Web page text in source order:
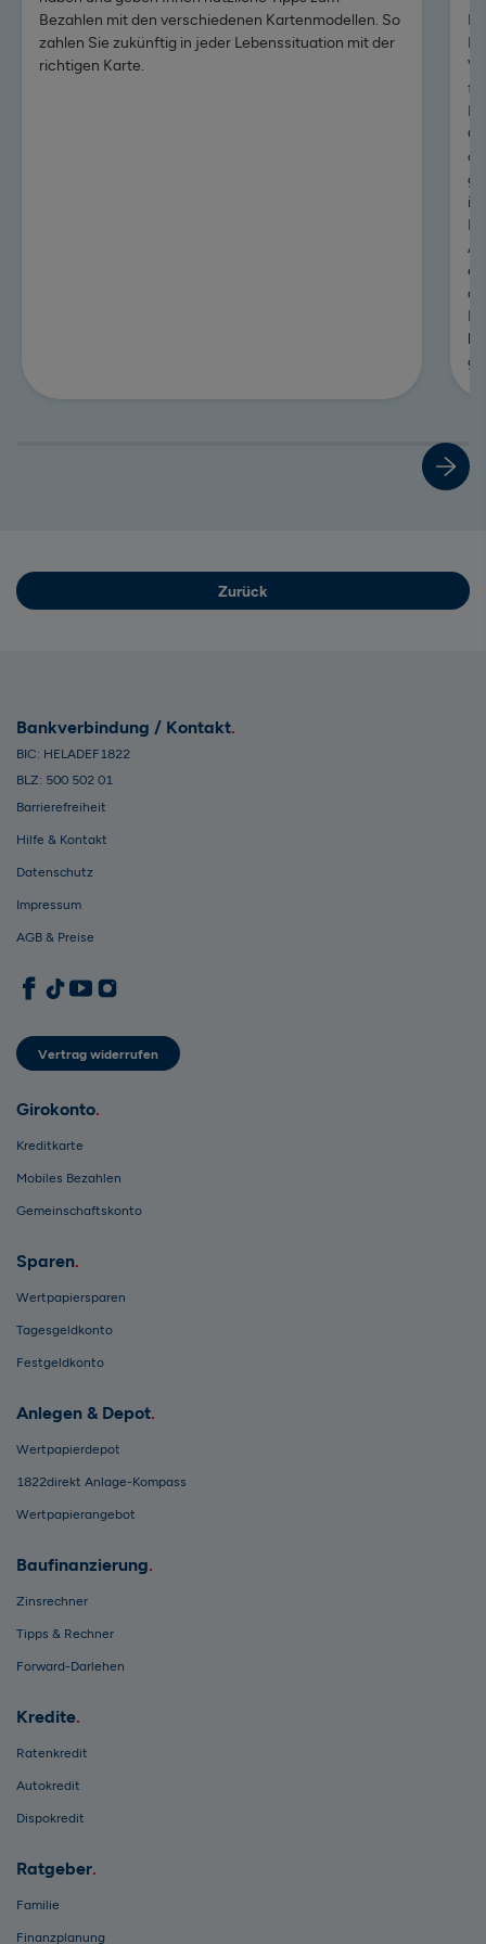
Bezahlen mit den verschiedenen Kartenmodellen. So
zahlen Sie zukünftig in jeder Lebenssituation mit der
richtigen Karte.
Zum Beitrag: Der Unterschied von Debitkarte und
Zurück
Bankverbindung / Kontakt
BIC: HELADEF1822
BLZ: 500 502 01
Barrierefreiheit
Hilfe & Kontakt
Datenschutz
Impressum
AGB & Preise
1822direkt auf Facebook
1822direkt auf TikTok
1822direkt auf YouTube
1822direkt auf Instagram
Vertrag widerrufen
Girokonto
Kreditkarte
Mobiles Bezahlen
Gemeinschaftskonto
Sparen
Wertpapiersparen
Tagesgeldkonto
Festgeldkonto
Anlegen & Depot
Wertpapierdepot
1822direkt Anlage-Kompass
Wertpapierangebot
Baufinanzierung
Zinsrechner
Tipps & Rechner
Forward-Darlehen
Kredite
Ratenkredit
Autokredit
Dispokredit
Ratgeber
Familie
Finanzplanung